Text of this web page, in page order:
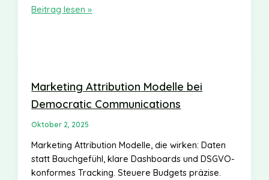
Meta
Beitrag lesen »
Marketing Attribution Modelle bei
Democratic Communications
Oktober 2, 2025
Marketing Attribution Modelle, die wirken: Daten
statt Bauchgefühl, klare Dashboards und DSGVO-
konformes Tracking. Steuere Budgets präzise.